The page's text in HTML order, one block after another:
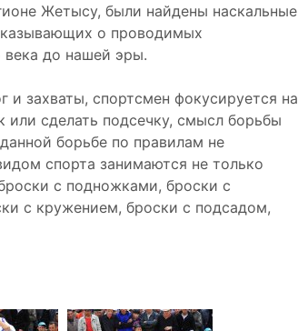
Жетысу, были найдены наскальные
о проводимых
века до нашей эры.
и захваты, спортсмен фокусируется на
или сделать подсечку, смысл борьбы
борьбе по правилам не
спорта занимаются не только
с подножками, броски с
с кружением, броски с подсадом,